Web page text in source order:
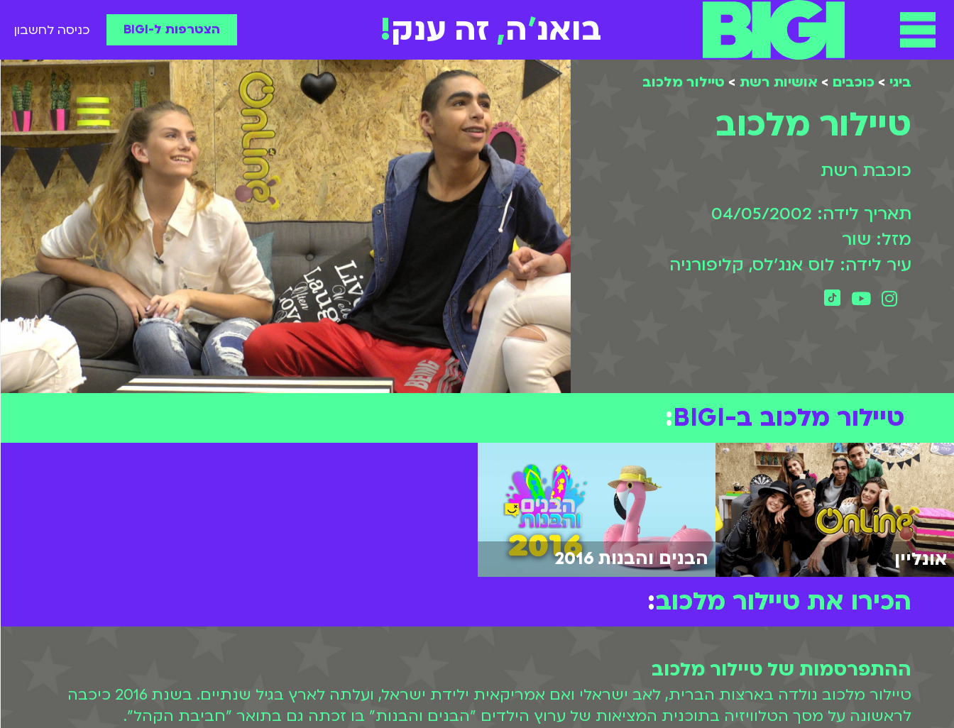
בואנ'ה, זה ענק! הצטרפות ל-BIGI כניסה לחשבון
ביגי > כוכבים > אושיות רשת > טיילור מלכוב
טיילור מלכוב
כוכבת רשת
תאריך לידה: 04/05/2002
מזל: שור
עיר לידה: לוס אנג'לס, קליפורניה
טיילור מלכוב ב-BIGI :
אונליין הבנים והבנות 2016
הכירו את טיילור מלכוב:
ההתפרסמות של טיילור מלכוב
טיילור מלכוב נולדה בארצות הברית, לאב ישראלי ואם אמריקאית ילידת ישראל, ועלתה לארץ בגיל שנתיים. בשנת 2016 כיכבה
לראשונה על מסך הטלוויזיה בתוכנית המציאות של ערוץ הילדים "הבנים והבנות" בו זכתה גם בתואר "חביבת הקהל".